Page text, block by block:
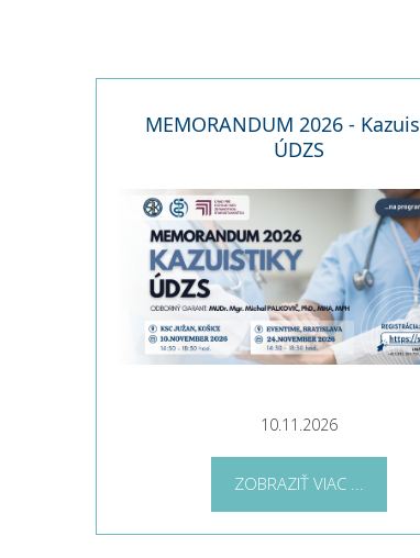
MEMORANDUM 2026 -
ÚDZS
10.11.2026
ZOBRAZIŤ VIAC ...